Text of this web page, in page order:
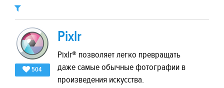
504
Pixlr
Pixlr® позволяет легко превращать
даже самые обычные фотографии в
произведения искусства.